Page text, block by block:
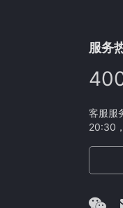
服务
客服服
20:30